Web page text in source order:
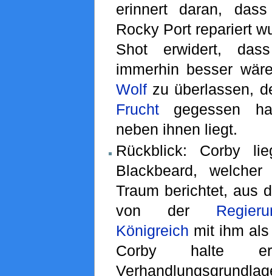
erinnert daran,
Rocky Port repariert
Shot erwidert,
immerhin besser
Wolfzu überlassen,
Fruchtgegessen
neben ihnen liegt.
Rückblick: Corby
Blackbeard,
Traum berichtet, aus
von der
Königreich mit ihm
Corby halte